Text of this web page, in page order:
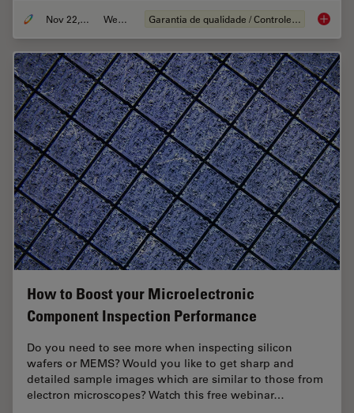
Nov 22, 2022 Webinar Garantia de qualidade / Controle de qualidade
How to Boost your Microelectronic
Component Inspection Performance
Do you need to see more when inspecting silicon
wafers or MEMS? Would you like to get sharp and
detailed sample images which are similar to those from
electron microscopes? Watch this free webinar…